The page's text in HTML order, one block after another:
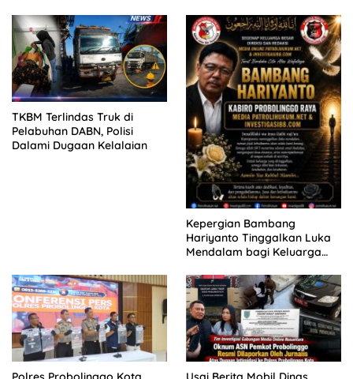
KELUARGA KORBAN
MENGAMUK DI PN MALANG
TKBM Terlindas Truk di
Pelabuhan DABN, Polisi
Dalami Dugaan Kelalaian
Kepergian Bambang
Hariyanto Tinggalkan Luka
Mendalam bagi Keluarga